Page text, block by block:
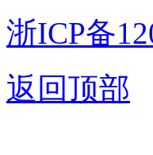
浙ICP备
返回顶部